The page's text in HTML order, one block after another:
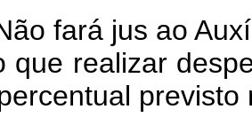
fará jus ao
que realizar
previsto